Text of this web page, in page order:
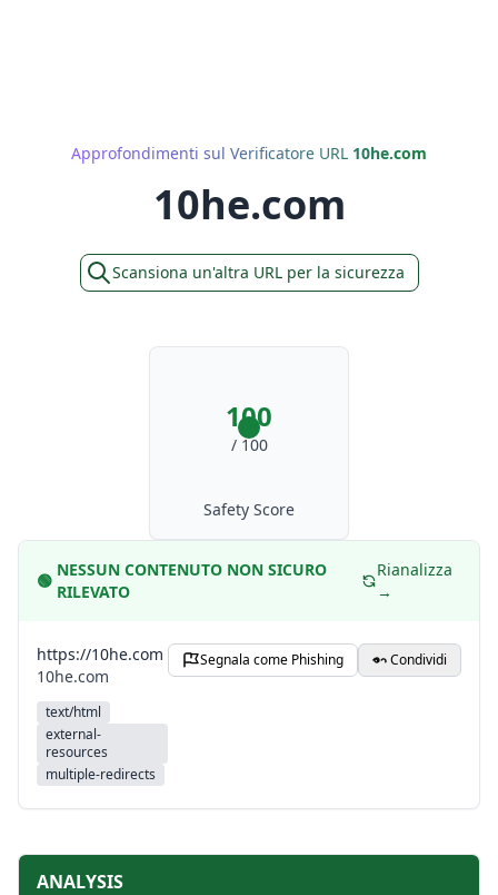
Approfondimenti sul Verificatore URL 10he.com
10he.com
Scansiona un'altra URL per la sicurezza
100
/ 100
Safety Score
🟢
NESSUN CONTENUTO NON SICURO
RILEVATO
Rianalizza
→
https://10he.com
10he.com
text/html
external-
resources
multiple-redirects
Segnala come Phishing Condividi
ANALYSIS